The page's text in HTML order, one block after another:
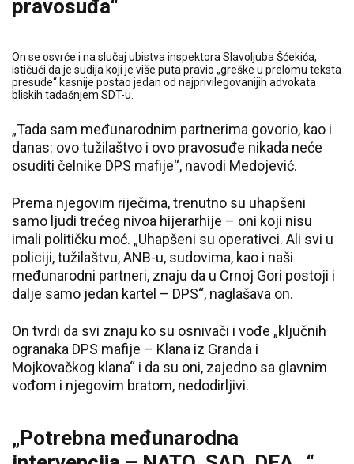
pravosuđa“
On se osvrće i na slučaj ubistva inspektora Slavoljuba Šćekića,
ističući da je sudija koji je više puta pravio „greške u prelomu teksta
presude“ kasnije postao jedan od najprivilegovanijih advokata
bliskih tadašnjem SDT-u.
„Tada sam međunarodnim partnerima govorio, kao i
danas: ovo tužilaštvo i ovo pravosuđe nikada neće
osuditi čelnike DPS mafije“, navodi Medojević.
Prema njegovim riječima, trenutno su uhapšeni
samo ljudi trećeg nivoa hijerarhije – oni koji nisu
imali političku moć. „Uhapšeni su operativci. Ali svi u
policiji, tužilaštvu, ANB-u, sudovima, kao i naši
međunarodni partneri, znaju da u Crnoj Gori postoji i
dalje samo jedan kartel – DPS“, naglašava on.
On tvrdi da svi znaju ko su osnivači i vođe „ključnih
ogranaka DPS mafije – Klana iz Granda i
Mojkovačkog klana“ i da su oni, zajedno sa glavnim
vođom i njegovim bratom, nedodirljivi.
„Potrebna međunarodna